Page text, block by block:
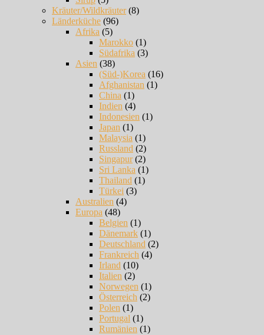
Kräuter/Wildkräuter(8)
Länderküche (96)
Afrika (5)
Marokko (1)
Südafrika (3)
Asien (38)
(Süd-)Korea (16)
Afghanistan (1)
China (1)
Indien (4)
Indonesien (1)
Japan (1)
Malaysia (1)
Russland (2)
Singapur(2)
Sri Lanka (1)
Thailand (1)
Türkei (3)
Australien (4)
Europa (48)
Belgien (1)
Dänemark (1)
Deutschland (2)
Frankreich (4)
Irland (10)
Italien (2)
Norwegen (1)
Österreich (2)
Polen (1)
Portugal (1)
Rumänien (1)